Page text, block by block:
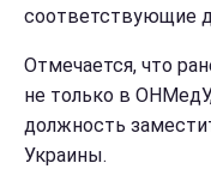
соответствующие
Отмечается, что
не только в
должность
Украины.